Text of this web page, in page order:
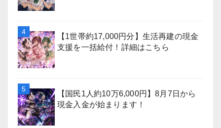
【1世帯約17,000円分】生活再建の現金
支援を一括給付！詳細はこちら
【国民1人約10万6,000円】8月7日から
現金入金が始まります！